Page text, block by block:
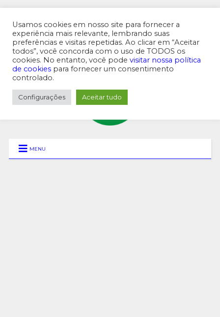
MENU SUPERIOR
MENU
Usamos cookies em nosso site para fornecer a
experiência mais relevante, lembrando suas
preferências e visitas repetidas. Ao clicar em “Aceitar
todos”, você concorda com o uso de TODOS os
cookies. No entanto, você pode visitar nossa política
de cookies para fornecer um consentimento
controlado.
Configurações Aceitar tudo